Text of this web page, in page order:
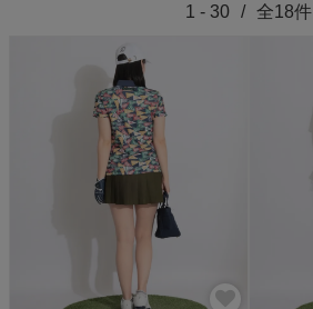
1 - 30 / 全18件